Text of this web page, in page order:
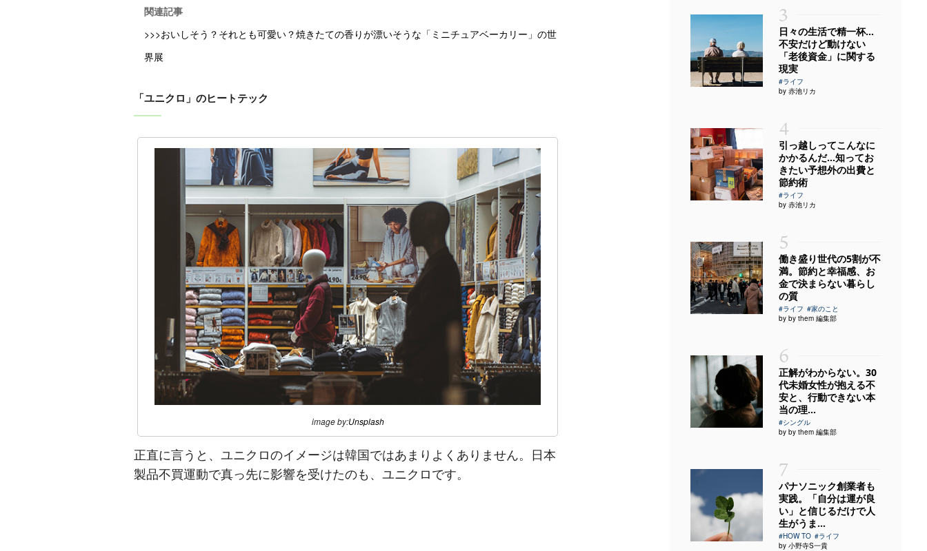
関連記事
>>>おいしそう？それとも可愛い？焼きたての香りが漂いそうな「ミニチュアベーカリー」の世
界展
「ユニクロ」のヒートテック
image by:Unsplash
正直に言うと、ユニクロのイメージは韓国ではあまりよくありません。日本
製品不買運動で真っ先に影響を受けたのも、ユニクロです。
3
日々の生活で精一杯…
不安だけど動けない
「老後資金」に関する
現実
#ライフ
by 赤池リカ
4
引っ越しってこんなに
かかるんだ…知ってお
きたい予想外の出費と
節約術
#ライフ
by 赤池リカ
5
働き盛り世代の5割が不
満。節約と幸福感、お
金で決まらない暮らし
の質
#ライフ #家のこと
by by them 編集部
6
正解がわからない。30
代未婚女性が抱える不
安と、行動できない本
当の理...
#シングル
by by them 編集部
7
パナソニック創業者も
実践。「自分は運が良
い」と信じるだけで人
生がうま...
#HOW TO #ライフ
by 小野寺S一貴